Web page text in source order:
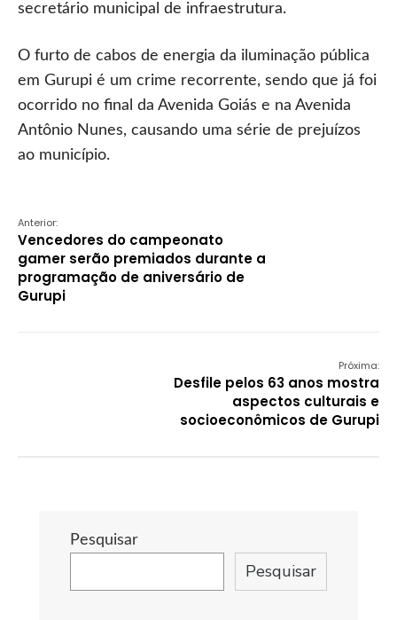
secretário municipal de infraestrutura.
O furto de cabos de energia da iluminação pública
em Gurupi é um crime recorrente, sendo que já foi
ocorrido no final da Avenida Goiás e na Avenida
Antônio Nunes, causando uma série de prejuízos
ao município.
Anterior:
Vencedores do campeonato
gamer serão premiados durante a
programação de aniversário de
Gurupi
Próxima:
Desfile pelos 63 anos mostra
aspectos culturais e
socioeconômicos de Gurupi
Pesquisar
Pesquisar